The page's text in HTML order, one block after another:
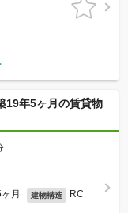
19年5ヶ月の賃貸物
月 建物構造 RC